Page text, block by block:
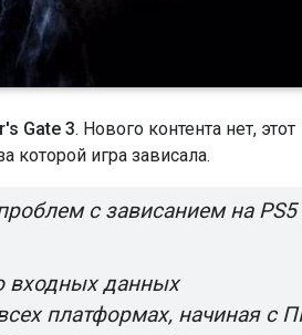
Gate 3. Нового контента нет, этот
которой игра зависала.
с зависанием на PS5
входных данных
платформах, начиная с